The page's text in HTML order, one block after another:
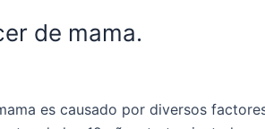
de mama.
es causado por diversos